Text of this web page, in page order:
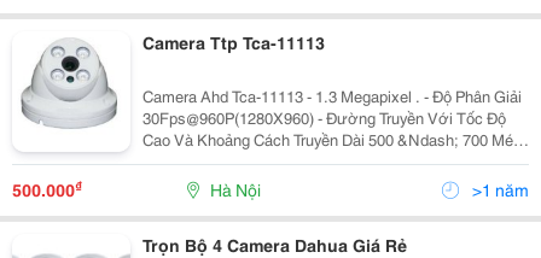
Camera Ttp Tca-11113
Camera Ahd Tca-11113 - 1.3 Megapixel . - Độ Phân Giải
30Fps@960P(1280X960) - Đường Truyền Với Tốc Độ
Cao Và Khoảng Cách Truyền Dài 500 &Ndash; 700 Mét
.Sử Dụng Dây Cáp Đồng Trục - Độ Phân Giải Hd Với Độ
Nét Cao . - Hỗ Trợ Chức Năng:day/Night(Icr),Awb
500.000₫ Hà Nội >1 năm
Trọn Bộ 4 Camera Dahua Giá Rẻ